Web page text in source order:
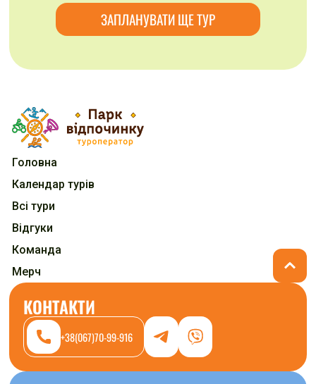
ЗАПЛАНУВАТИ ЩЕ ТУР
Головна
Календар турів
Всі тури
Відгуки
Команда
Мерч
КОНТАКТИ
+38(067)70-99-916